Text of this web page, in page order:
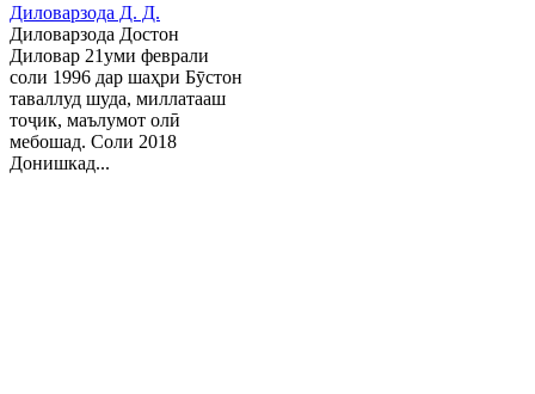
Диловарзода Д. Д.
Диловарзода Достон
Диловар 21уми феврали
соли 1996 дар шаҳри Бӯстон
таваллуд шуда, миллатааш
тоҷик, маълумот олӣ
мебошад. Соли 2018
Донишкад...